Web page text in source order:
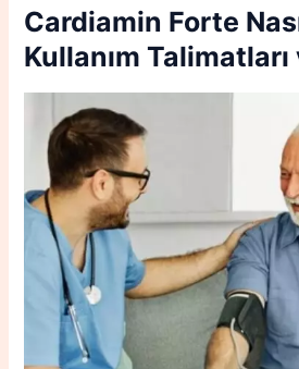
Cardiamin Forte
Kullanım